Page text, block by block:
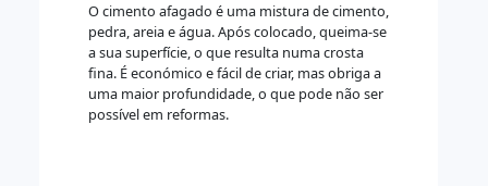
O cimento afagado é uma mistura de cimento,
pedra, areia e água. Após colocado, queima-se
a sua superfície, o que resulta numa crosta
fina. É económico e fácil de criar, mas obriga a
uma maior profundidade, o que pode não ser
possível em reformas.